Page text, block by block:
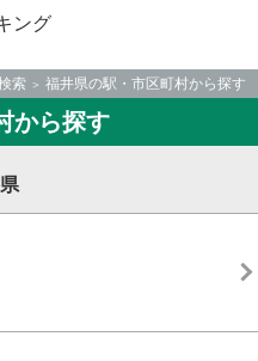
ング
索 福井県の駅・市区町村から探す
から探す